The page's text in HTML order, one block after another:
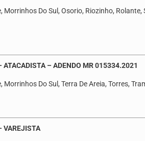
Do Sul, Osorio, Riozinho,
– ADENDO MR 015334.2021
Do Sul, Terra De Areia, Torres,
VAREJISTA